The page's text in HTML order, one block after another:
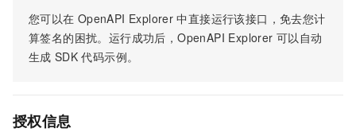
您可以在 OpenAPI Explorer 中直接运行该接口，免去您计
算签名的困扰。运行成功后，OpenAPI Explorer 可以自动
生成 SDK 代码示例。
授权信息